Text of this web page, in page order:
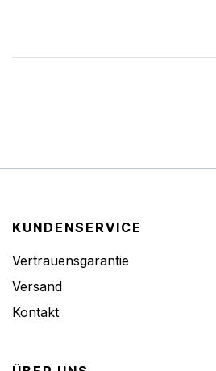
KUNDENSERVICE
Vertrauensgarantie
Versand
Kontakt